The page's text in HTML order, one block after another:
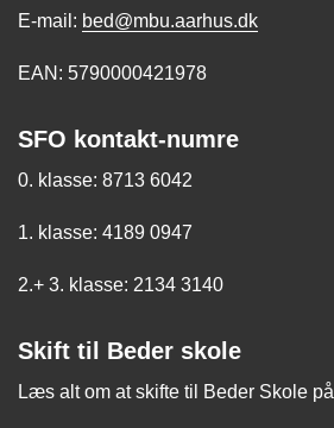
E-mail: bed@mbu.aarhus.dk
EAN: 5790000421978
SFO kontakt-numre
0. klasse: 8713 6042
1. klasse: 4189 0947
2.+ 3. klasse: 2134 3140
Skift til Beder skole
Læs alt om at skifte til Beder Skole på